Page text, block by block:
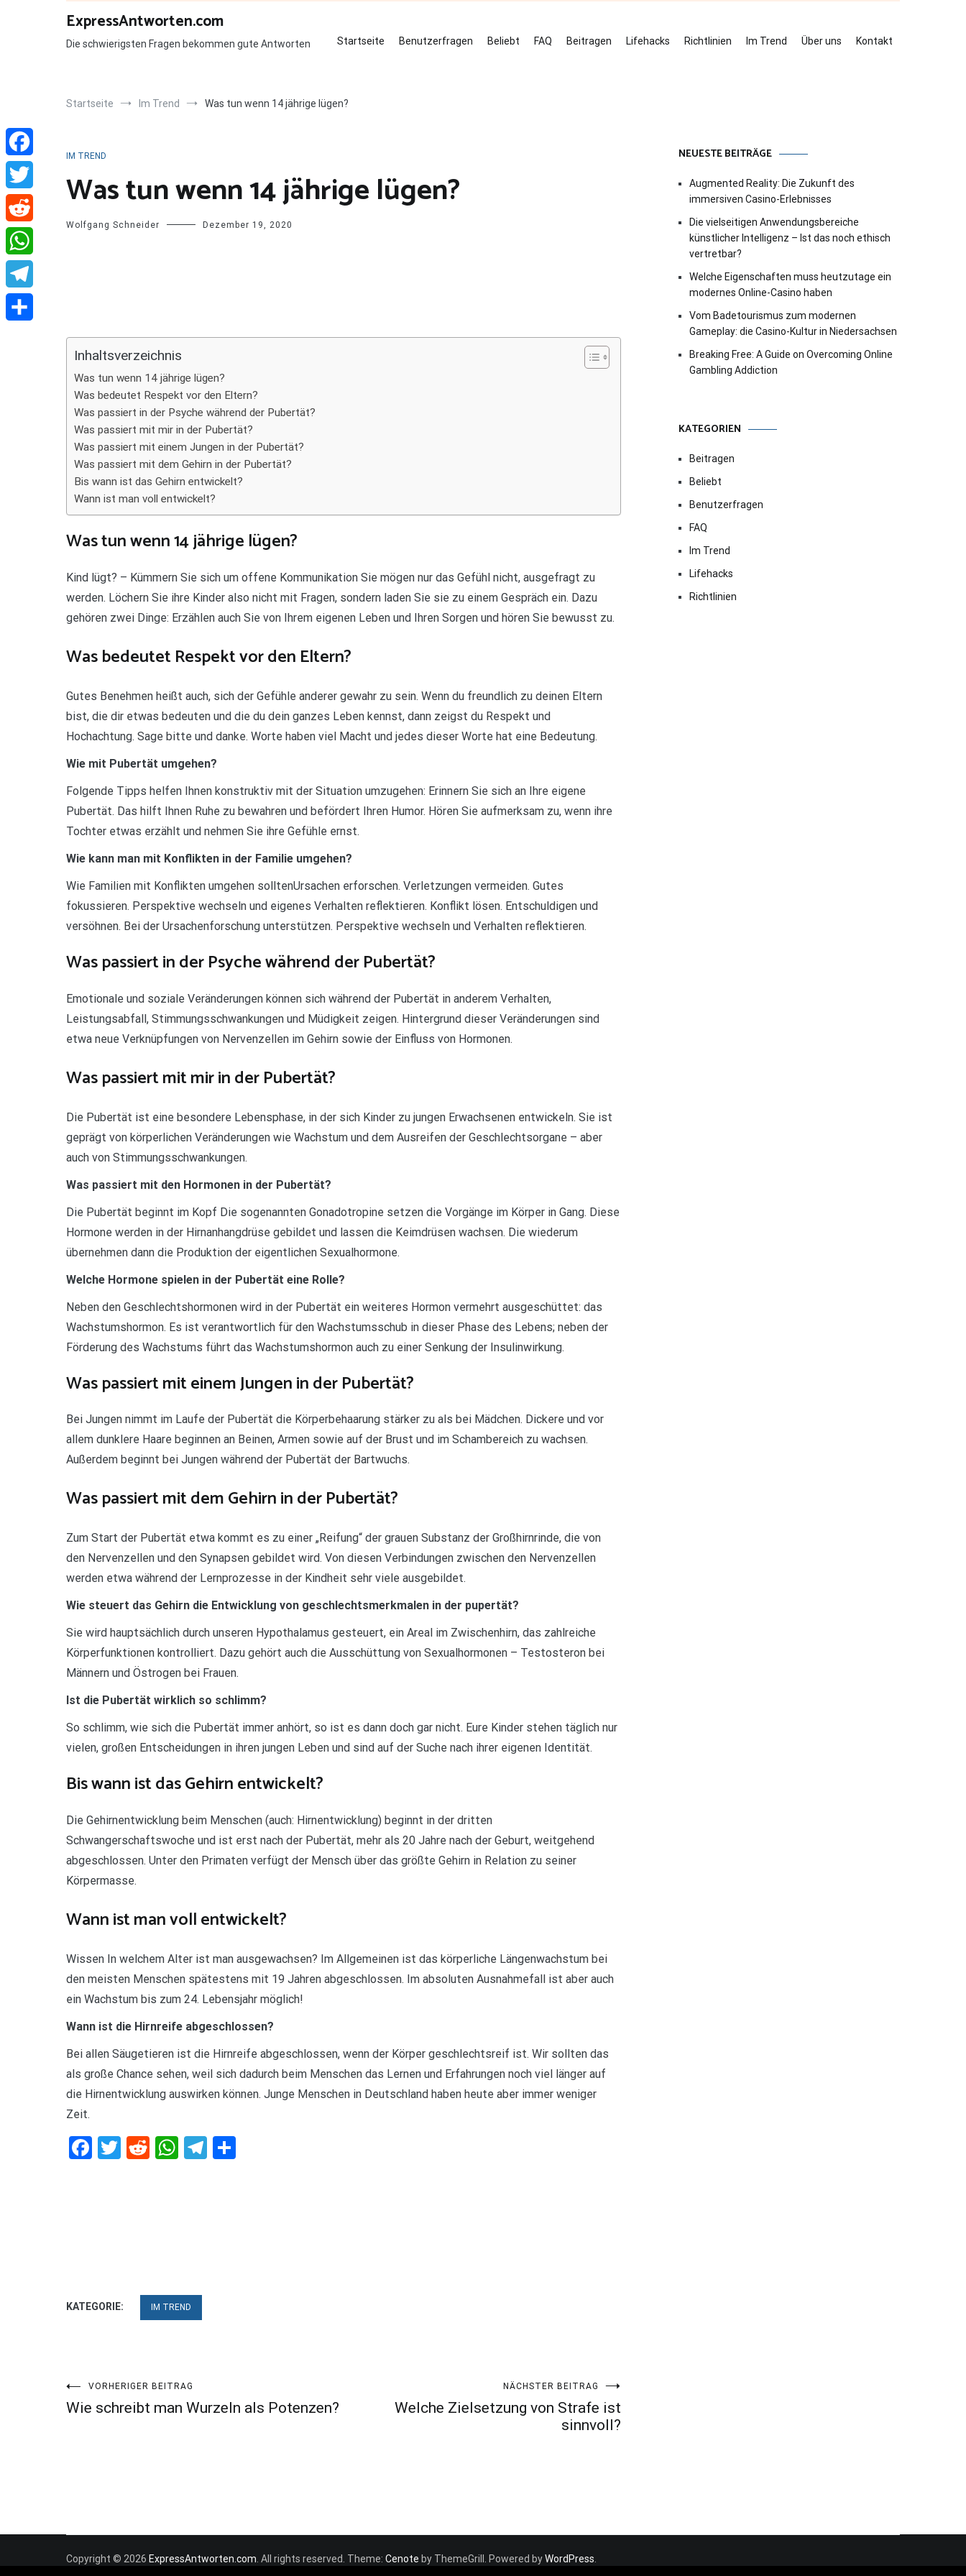
ExpressAntworten.com
Die schwierigsten Fragen bekommen gute Antworten Startseite Benutzerfragen Beliebt FAQ Beitragen Lifehacks Richtlinien Im Trend Über uns Kontakt
Startseite Im Trend Was tun wenn 14 jährige lügen?
IM TREND
Was tun wenn 14 jährige lügen?
Wolfgang Schneider Dezember 19, 2020
Inhaltsverzeichnis
Was tun wenn 14 jährige lügen?
Was bedeutet Respekt vor den Eltern?
Was passiert in der Psyche während der Pubertät?
Was passiert mit mir in der Pubertät?
Was passiert mit einem Jungen in der Pubertät?
Was passiert mit dem Gehirn in der Pubertät?
Bis wann ist das Gehirn entwickelt?
Wann ist man voll entwickelt?
Was tun wenn 14 jährige lügen?
Kind lügt? – Kümmern Sie sich um offene Kommunikation Sie mögen nur das Gefühl nicht, ausgefragt zu
werden. Löchern Sie ihre Kinder also nicht mit Fragen, sondern laden Sie sie zu einem Gespräch ein. Dazu
gehören zwei Dinge: Erzählen auch Sie von Ihrem eigenen Leben und Ihren Sorgen und hören Sie bewusst zu.
Was bedeutet Respekt vor den Eltern?
Gutes Benehmen heißt auch, sich der Gefühle anderer gewahr zu sein. Wenn du freundlich zu deinen Eltern
bist, die dir etwas bedeuten und die du dein ganzes Leben kennst, dann zeigst du Respekt und
Hochachtung. Sage bitte und danke. Worte haben viel Macht und jedes dieser Worte hat eine Bedeutung.
Wie mit Pubertät umgehen?
Folgende Tipps helfen Ihnen konstruktiv mit der Situation umzugehen: Erinnern Sie sich an Ihre eigene
Pubertät. Das hilft Ihnen Ruhe zu bewahren und befördert Ihren Humor. Hören Sie aufmerksam zu, wenn ihre
Tochter etwas erzählt und nehmen Sie ihre Gefühle ernst.
Wie kann man mit Konflikten in der Familie umgehen?
Wie Familien mit Konflikten umgehen solltenUrsachen erforschen. Verletzungen vermeiden. Gutes
fokussieren. Perspektive wechseln und eigenes Verhalten reflektieren. Konflikt lösen. Entschuldigen und
versöhnen. Bei der Ursachenforschung unterstützen. Perspektive wechseln und Verhalten reflektieren.
Was passiert in der Psyche während der Pubertät?
Emotionale und soziale Veränderungen können sich während der Pubertät in anderem Verhalten,
Leistungsabfall, Stimmungsschwankungen und Müdigkeit zeigen. Hintergrund dieser Veränderungen sind
etwa neue Verknüpfungen von Nervenzellen im Gehirn sowie der Einfluss von Hormonen.
Was passiert mit mir in der Pubertät?
Die Pubertät ist eine besondere Lebensphase, in der sich Kinder zu jungen Erwachsenen entwickeln. Sie ist
geprägt von körperlichen Veränderungen wie Wachstum und dem Ausreifen der Geschlechtsorgane – aber
auch von Stimmungsschwankungen.
Was passiert mit den Hormonen in der Pubertät?
Die Pubertät beginnt im Kopf Die sogenannten Gonadotropine setzen die Vorgänge im Körper in Gang. Diese
Hormone werden in der Hirnanhangdrüse gebildet und lassen die Keimdrüsen wachsen. Die wiederum
übernehmen dann die Produktion der eigentlichen Sexualhormone.
Welche Hormone spielen in der Pubertät eine Rolle?
Neben den Geschlechtshormonen wird in der Pubertät ein weiteres Hormon vermehrt ausgeschüttet: das
Wachstumshormon. Es ist verantwortlich für den Wachstumsschub in dieser Phase des Lebens; neben der
Förderung des Wachstums führt das Wachstumshormon auch zu einer Senkung der Insulinwirkung.
Was passiert mit einem Jungen in der Pubertät?
Bei Jungen nimmt im Laufe der Pubertät die Körperbehaarung stärker zu als bei Mädchen. Dickere und vor
allem dunklere Haare beginnen an Beinen, Armen sowie auf der Brust und im Schambereich zu wachsen.
Außerdem beginnt bei Jungen während der Pubertät der Bartwuchs.
Was passiert mit dem Gehirn in der Pubertät?
Zum Start der Pubertät etwa kommt es zu einer „Reifung“ der grauen Substanz der Großhirnrinde, die von
den Nervenzellen und den Synapsen gebildet wird. Von diesen Verbindungen zwischen den Nervenzellen
werden etwa während der Lernprozesse in der Kindheit sehr viele ausgebildet.
Wie steuert das Gehirn die Entwicklung von geschlechtsmerkmalen in der pupertät?
Sie wird hauptsächlich durch unseren Hypothalamus gesteuert, ein Areal im Zwischenhirn, das zahlreiche
Körperfunktionen kontrolliert. Dazu gehört auch die Ausschüttung von Sexualhormonen – Testosteron bei
Männern und Östrogen bei Frauen.
Ist die Pubertät wirklich so schlimm?
So schlimm, wie sich die Pubertät immer anhört, so ist es dann doch gar nicht. Eure Kinder stehen täglich nur
vielen, großen Entscheidungen in ihren jungen Leben und sind auf der Suche nach ihrer eigenen Identität.
Bis wann ist das Gehirn entwickelt?
Die Gehirnentwicklung beim Menschen (auch: Hirnentwicklung) beginnt in der dritten
Schwangerschaftswoche und ist erst nach der Pubertät, mehr als 20 Jahre nach der Geburt, weitgehend
abgeschlossen. Unter den Primaten verfügt der Mensch über das größte Gehirn in Relation zu seiner
Körpermasse.
Wann ist man voll entwickelt?
Wissen In welchem Alter ist man ausgewachsen? Im Allgemeinen ist das körperliche Längenwachstum bei
den meisten Menschen spätestens mit 19 Jahren abgeschlossen. Im absoluten Ausnahmefall ist aber auch
ein Wachstum bis zum 24. Lebensjahr möglich!
Wann ist die Hirnreife abgeschlossen?
Bei allen Säugetieren ist die Hirnreife abgeschlossen, wenn der Körper geschlechtsreif ist. Wir sollten das
als große Chance sehen, weil sich dadurch beim Menschen das Lernen und Erfahrungen noch viel länger auf
die Hirnentwicklung auswirken können. Junge Menschen in Deutschland haben heute aber immer weniger
Zeit.
Facebook
Twitter
RedditWhatsApp
Telegram
KATEGORIE: IM TREND
Beitragsnavigation
VORHERIGER BEITRAG
Wie schreibt man Wurzeln als Potenzen?
NÄCHSTER BEITRAG
Welche Zielsetzung von Strafe ist
sinnvoll?
NEUESTE BEITRÄGE
Augmented Reality: Die Zukunft des
immersiven Casino-Erlebnisses
Die vielseitigen Anwendungsbereiche
künstlicher Intelligenz – Ist das noch ethisch
vertretbar?
Welche Eigenschaften muss heutzutage ein
modernes Online-Casino haben
Vom Badetourismus zum modernen
Gameplay: die Casino-Kultur in Niedersachsen
Breaking Free: A Guide on Overcoming Online
Gambling Addiction
KATEGORIEN
Beitragen
Beliebt
Benutzerfragen
FAQ
Im Trend
Lifehacks
Richtlinien
Copyright © 2026 ExpressAntworten.com. All rights reserved. Theme: Cenote by ThemeGrill. Powered byWordPress.
Facebook
Twitter
Reddit
WhatsApp
Telegram